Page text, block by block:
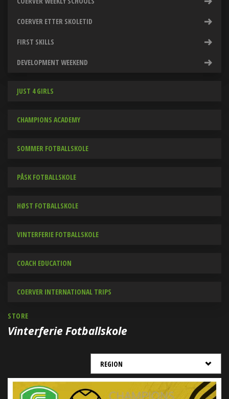
COERVER ETTER SKOLETID
FIRST SKILLS
DEVELOPMENT WEEKEND
JUST 4 GIRLS
CHAMPIONS ACADEMY
SOMMER FOTBALLSKOLE
PÅSK FOTBALLSKOLE
HØST FOTBALLSKOLE
VINTERFERIE FOTBALLSKOLE
COACH EDUCATION
COERVER INTERNATIONAL TRIPS
STORE
Vinterferie Fotballskole